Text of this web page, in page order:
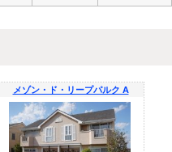
メゾン・ド・リープパルク A